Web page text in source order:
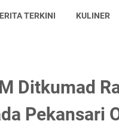
TERKINI KULINER
Ditkumad
Pekansari